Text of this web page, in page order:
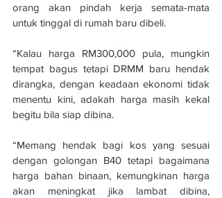
orang akan pindah kerja semata-mata
untuk tinggal di rumah baru dibeli.
“Kalau harga RM300,000 pula, mungkin
tempat bagus tetapi DRMM baru hendak
dirangka, dengan keadaan ekonomi tidak
menentu kini, adakah harga masih kekal
begitu bila siap dibina.
“Memang hendak bagi kos yang sesuai
dengan golongan B40 tetapi bagaimana
harga bahan binaan, kemungkinan harga
akan meningkat jika lambat dibina,